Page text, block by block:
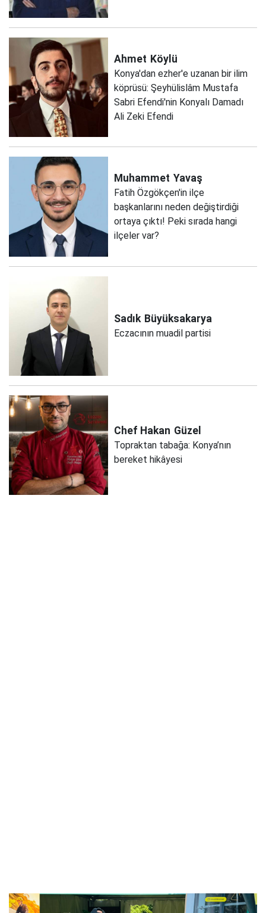
Ahmet Köylü
Konya'dan ezher'e uzanan bir ilim
köprüsü: Şeyhülislâm Mustafa
Sabri Efendi'nin Konyalı Damadı
Ali Zeki Efendi
Muhammet Yavaş
Fatih Özgökçen'in ilçe
başkanlarını neden değiştirdiği
ortaya çıktı! Peki sırada hangi
ilçeler var?
Sadık Büyüksakarya
Eczacının muadil partisi
Chef Hakan Güzel
Topraktan tabağa: Konya’nın
bereket hikâyesi